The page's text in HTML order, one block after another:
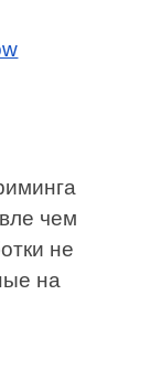
чем
не
на